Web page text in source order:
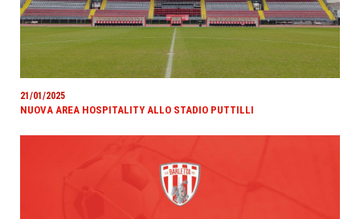
21/01/2025
NUOVA AREA HOSPITALITY ALLO STADIO PUTTILLI